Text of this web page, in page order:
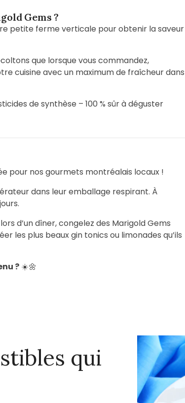
Gems ?
petite ferme verticale pour obtenir la saveur
que lorsque vous commandez,
cuisine avec un maximum de fraîcheur dans
de synthèse – 100 % sûr à déguster
pour nos gourmets montréalais locaux !
dans leur emballage respirant. À
d’un dîner, congelez des Marigold Gems
les plus beaux gin tonics ou limonades qu’ils
? ☀️🌼
qui